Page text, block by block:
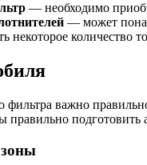
— необходимо
— может
количество
фильтра важно
подготовить